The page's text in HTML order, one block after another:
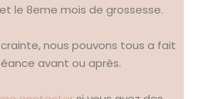
le 8eme mois de grossesse.
crainte, nous pouvons tous a fait
avant ou après.